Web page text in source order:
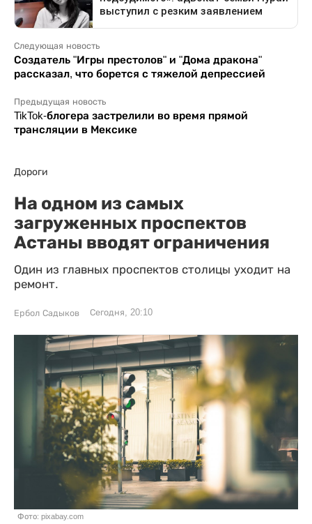
Следующая новость
Создатель "Игры престолов" и "Дома дракона"
рассказал, что борется с тяжелой депрессией
Предыдущая новость
TikTok-блогера застрелили во время прямой
трансляции в Мексике
Дороги
На одном из самых
загруженных проспектов
Астаны вводят ограничения
Один из главных проспектов столицы уходит на
ремонт.
Ербол Садыков Сегодня, 20:10
Фото: pixabay.com